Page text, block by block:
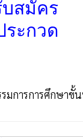
สมัคร
ะกวด
มการการศึกษาขั้